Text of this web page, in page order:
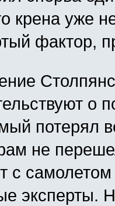
крена уже
фактор,
о
потерял
не
с
эксперты.